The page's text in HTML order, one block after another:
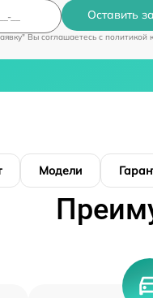
Оставить
Вы соглашаетесь c политикой
Модели